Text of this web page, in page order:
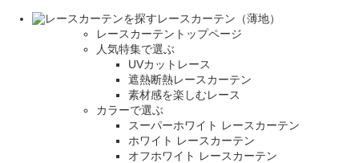
レースカーテン（薄地）
レースカーテントップページ
人気特集で選ぶ
UVカットレース
遮熱断熱レースカーテン
素材感を楽しむレース
カラーで選ぶ
スーパーホワイト レースカーテン
ホワイト レースカーテン
オフホワイト レースカーテン